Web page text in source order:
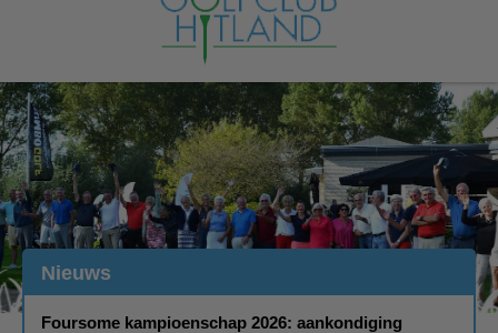
Nieuws
Foursome kampioenschap 2026: aankondiging